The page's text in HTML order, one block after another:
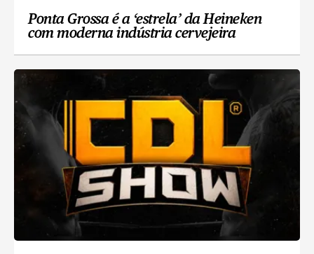
Ponta Grossa é a ‘estrela’ da Heineken
com moderna indústria cervejeira